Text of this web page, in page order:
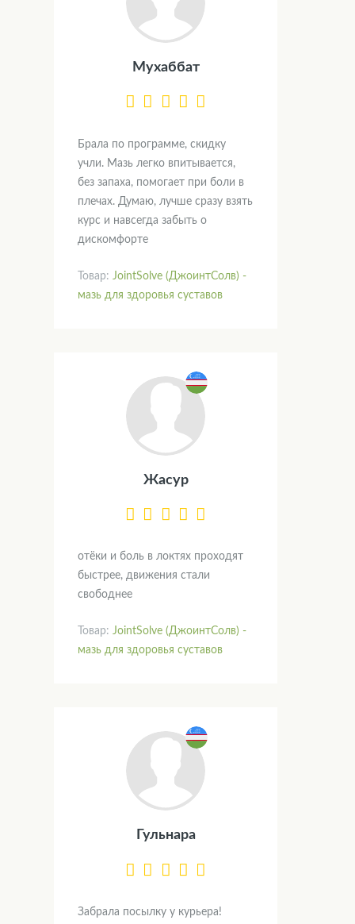
Мухаббат
Брала по программе, скидку
учли. Мазь легко впитывается,
без запаха, помогает при боли в
плечах. Думаю, лучше сразу взять
курс и навсегда забыть о
дискомфорте
Товар: JointSolve (ДжоинтСолв) -
мазь для здоровья суставов
Жасур
отёки и боль в локтях проходят
быстрее, движения стали
свободнее
Товар: JointSolve (ДжоинтСолв) -
мазь для здоровья суставов
Гульнара
Забрала посылку у курьера!